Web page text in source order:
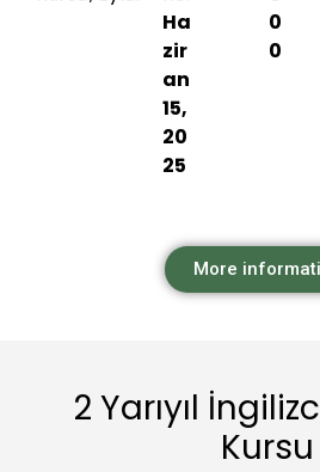
Ha
zir
an
15,
20
25
0
0
More
2 Yarıyıl
Kursu